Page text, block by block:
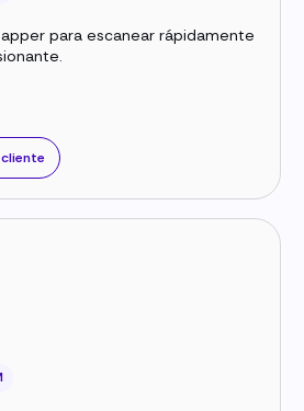
para escanear rápidamente
cliente